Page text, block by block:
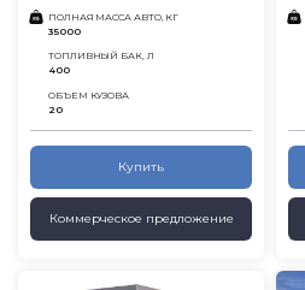
ПОЛНАЯ МАССА АВТО, КГ
35000
ТОПЛИВНЫЙ БАК, Л
400
ОБЪЕМ КУЗОВА
20
Купить
Коммерческое предложение